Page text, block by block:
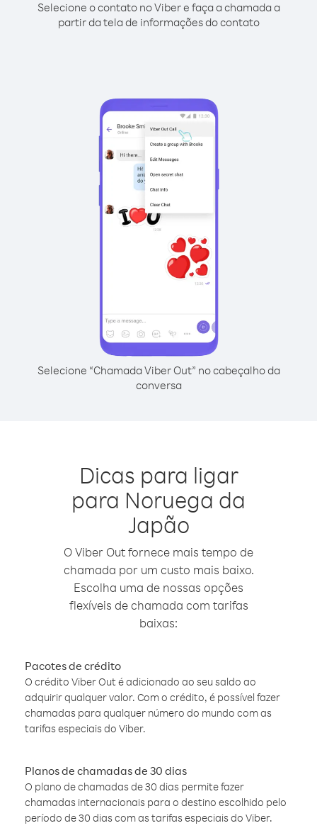
Selecione o contato no Viber e faça a chamada a
partir da tela de informações do contato
Selecione “Chamada Viber Out” no cabeçalho da
conversa
Dicas para ligar
para Noruega da
Japão
O Viber Out fornece mais tempo de
chamada por um custo mais baixo.
Escolha uma de nossas opções
flexíveis de chamada com tarifas
baixas:
Pacotes de crédito
O crédito Viber Out é adicionado ao seu saldo ao
adquirir qualquer valor. Com o crédito, é possível fazer
chamadas para qualquer número do mundo com as
tarifas especiais do Viber.
Planos de chamadas de 30 dias
O plano de chamadas de 30 dias permite fazer
chamadas internacionais para o destino escolhido pelo
período de 30 dias com as tarifas especiais do Viber.